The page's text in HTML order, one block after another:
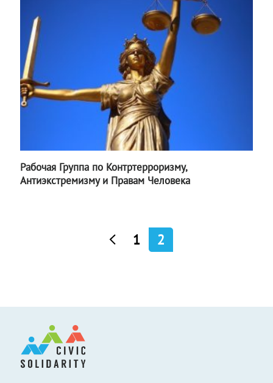
Рабочая Группа по Контртерроризму,
Антиэкстремизму и Правам Человека
1 2